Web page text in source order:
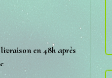
en 48h après